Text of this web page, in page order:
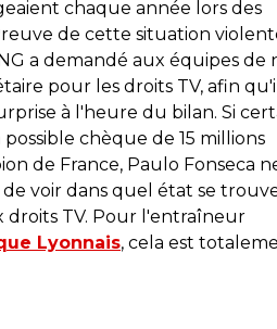
chaque année lors des
de cette situation
a demandé aux équipes de
pour les droits TV, afin
à l'heure du bilan. Si
chèque de 15 millions
de France, Paulo Fonseca
de voir dans quel état se
droits TV. Pour l'entraîneur
Lyonnais, cela est